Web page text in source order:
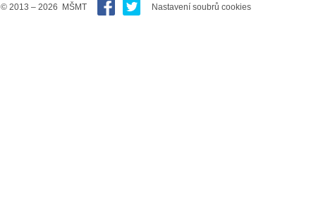
© 2013 – 2026 MŠMT Nastavení soubrů cookies